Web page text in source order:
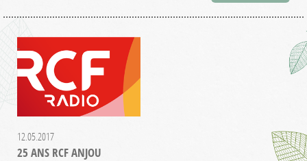
12.05.2017
25 ANS RCF ANJOU